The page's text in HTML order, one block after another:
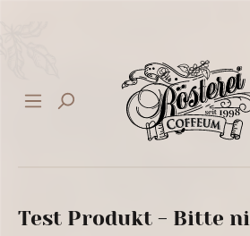
Test Produkt - Bitte